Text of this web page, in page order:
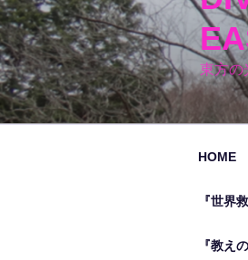
キ
ッ
プ
東方の
HOME
『世界
『教え